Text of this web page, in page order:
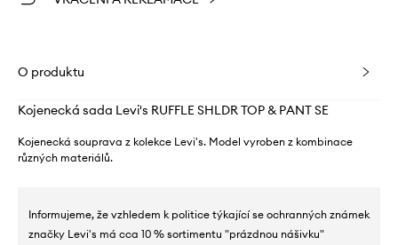
O produktu
Kojenecká sada Levi's RUFFLE SHLDR TOP & PANT SE
Kojenecká souprava z kolekce Levi's. Model vyroben z kombinace
různých materiálů.
Informujeme, že vzhledem k politice týkající se ochranných známek
značky Levi's má cca 10 % sortimentu "prázdnou nášivku"